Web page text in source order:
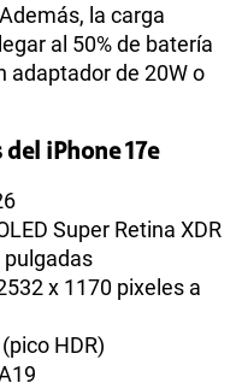
la carga
al 50% de batería
adaptador de 20W o
iPhone 17e
Super Retina XDR
pulgadas
x 1170 pixeles a
HDR)